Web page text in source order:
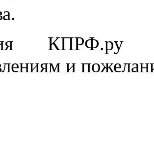
КПРФ.ру
и